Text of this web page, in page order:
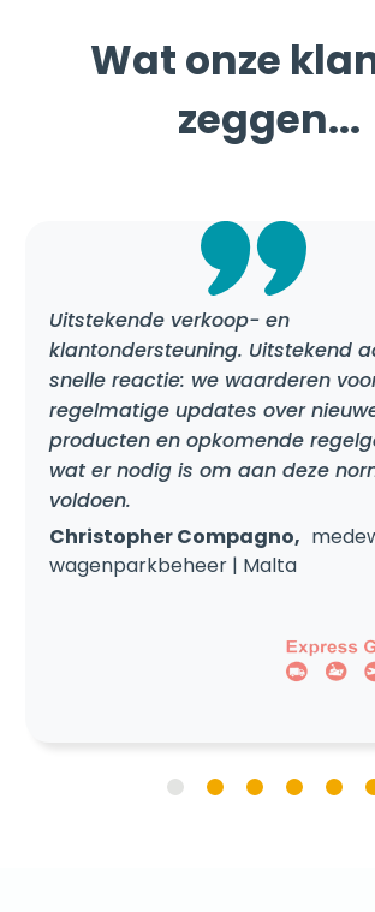
Wat onze
zeggen...
Uitstekende verkoop- en
klantondersteuning. Uitstekend
snelle reactie: we waarderen
regelmatige updates over
producten en opkomende
wat er nodig is om aan deze
voldoen.
Christopher Compagno,
wagenparkbeheer | Malta